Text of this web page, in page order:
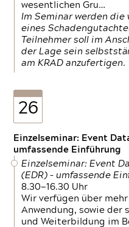
wesentlichen Gru…
Im Seminar werden die
eines
Teilnehmer soll im
der Lage sein
am KRAD anzufertigen.
26
Einzelseminar: Event
umfassende Einführung
Einzelseminar: Event
(EDR) – umfassende
8.30—16.30 Uhr
Wir verfügen über
Anwendung, sowie der
und Weiterbildung im